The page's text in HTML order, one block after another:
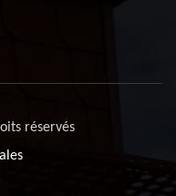
réservés